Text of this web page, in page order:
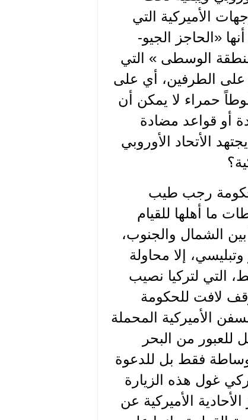
الأميركية التي
«الحاجز الجيو-
الوسطى » التي
على الطرفين، أي على
حمراء لا يمكن أن
أو قواعد مضادة
الأتحاد الأوروبي
رجب طيب
ما أهلها للقيام
الشمال والجنوب،
إلا محاولة
التي لتركيا نصيب
لافت للحكومة
الأميركية المحملة
للعبور من البحر
فقط بل للدعوة
غول هذه الزيارة
الأميركية عن